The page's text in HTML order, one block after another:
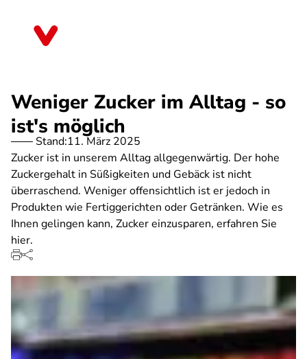
Weniger Zucker im Alltag - so
ist's möglich
Stand:11. März 2025
Zucker ist in unserem Alltag allgegenwärtig. Der hohe
Zuckergehalt in Süßigkeiten und Gebäck ist nicht
überraschend. Weniger offensichtlich ist er jedoch in
Produkten wie Fertiggerichten oder Getränken. Wie es
Ihnen gelingen kann, Zucker einzusparen, erfahren Sie
hier.